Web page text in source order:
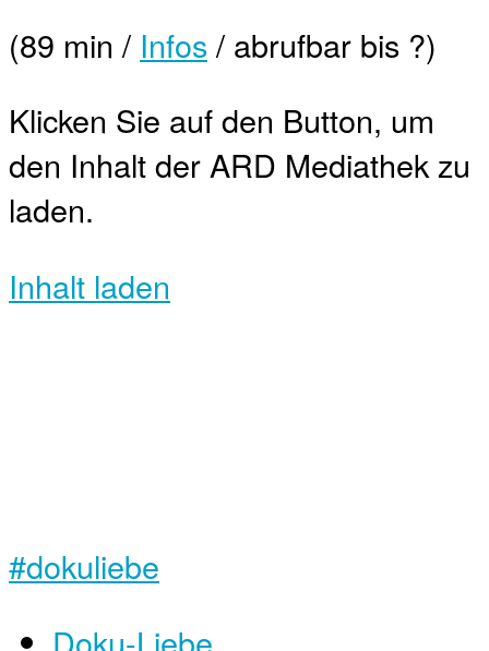
(89 min / Infos/ abrufbar bis ?)
Klicken Sie auf den Button, um
den Inhalt der ARD Mediathek zu
laden.
Inhalt laden
#dokuliebe
Doku-Liebe